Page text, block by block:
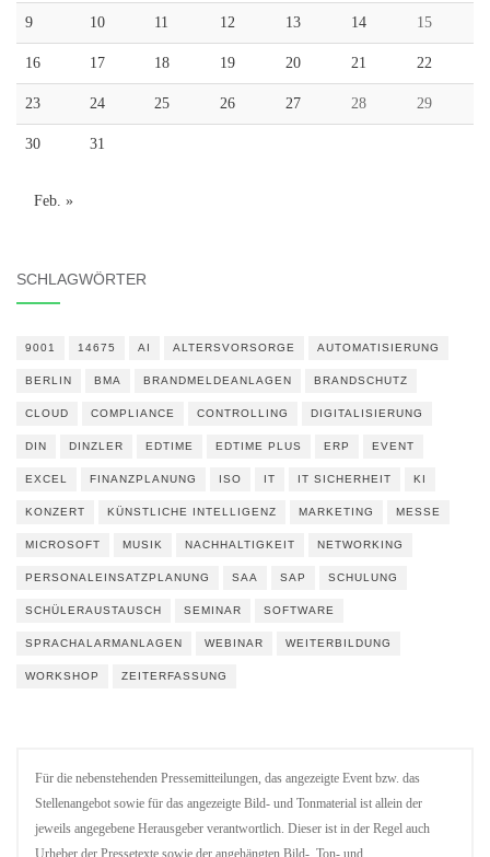
9 10 11 12 13 14 15
16 17 18 19 20 21 22
23 24 25 26 27 28 29
30 31
Feb. »
SCHLAGWÖRTER
9001 14675 AI ALTERSVORSORGE AUTOMATISIERUNG
BERLIN BMA BRANDMELDEANLAGEN BRANDSCHUTZ
CLOUD COMPLIANCE CONTROLLING DIGITALISIERUNG
DIN DINZLER EDTIME EDTIME PLUS ERP EVENT
EXCEL FINANZPLANUNG ISO IT IT SICHERHEIT KI
KONZERT KÜNSTLICHE INTELLIGENZ MARKETING MESSE
MICROSOFT MUSIK NACHHALTIGKEIT NETWORKING
PERSONALEINSATZPLANUNG SAA SAP SCHULUNG
SCHÜLERAUSTAUSCH SEMINAR SOFTWARE
SPRACHALARMANLAGEN WEBINAR WEITERBILDUNG
WORKSHOP ZEITERFASSUNG
Für die nebenstehenden Pressemitteilungen, das angezeigte Event bzw. das
Stellenangebot sowie für das angezeigte Bild- und Tonmaterial ist allein der
jeweils angegebene Herausgeber verantwortlich. Dieser ist in der Regel auch